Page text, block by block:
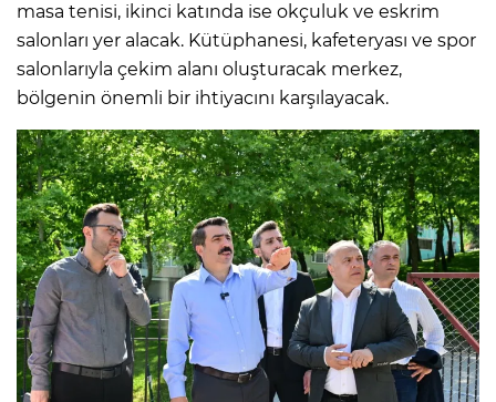
masa tenisi, ikinci katında ise okçuluk ve eskrim
salonları yer alacak. Kütüphanesi, kafeteryası ve spor
salonlarıyla çekim alanı oluşturacak merkez,
bölgenin önemli bir ihtiyacını karşılayacak.